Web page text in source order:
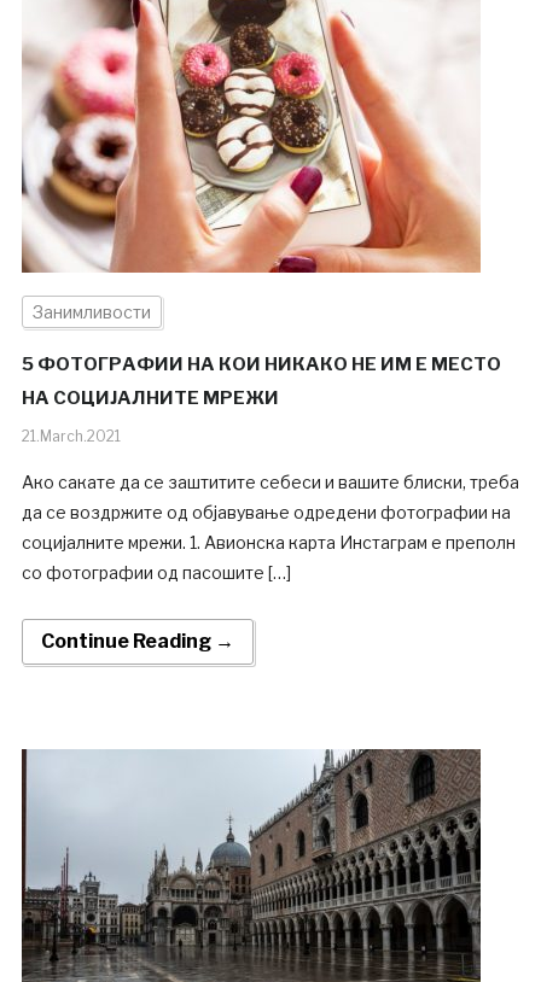
Занимливости
5 ФОТОГРАФИИ НА КОИ НИКАКО НЕ ИМ Е МЕСТО
НА СОЦИЈАЛНИТЕ МРЕЖИ
21.March.2021
Ако сакате да се заштитите себеси и вашите блиски, треба
да се воздржите од објавување одредени фотографии на
социјалните мрежи. 1. Авионска карта Инстаграм е преполн
со фотографии од пасошите […]
Continue Reading →